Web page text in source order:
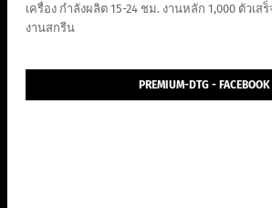
เครื่อง กำลังผลิต 15-24 ชม. งานหลัก 1,000 ตัวเ
งานสกรีน
PREMIUM-DTG - FACEBOOK